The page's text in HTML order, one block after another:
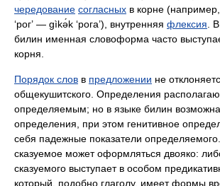
чередование согласных в корне
‘рог’ — gìkə́k ‘рога’), внутренняя флексия .
билин именная словоформа часто
корня.
Порядок слов в предложении не
общекушитского. Определения
определяемым; но в языке билин
определения, при этом генитивное
себя падежные показатели
сказуемое может оформляться двояко:
сказуемого выступает в особом
который, подобно глаголу, имеет формы